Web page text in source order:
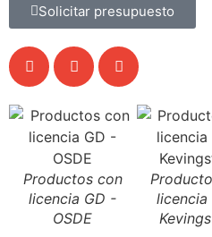
Productos con
licencia GD -
OSDE
licencia
Solicitar presupuesto